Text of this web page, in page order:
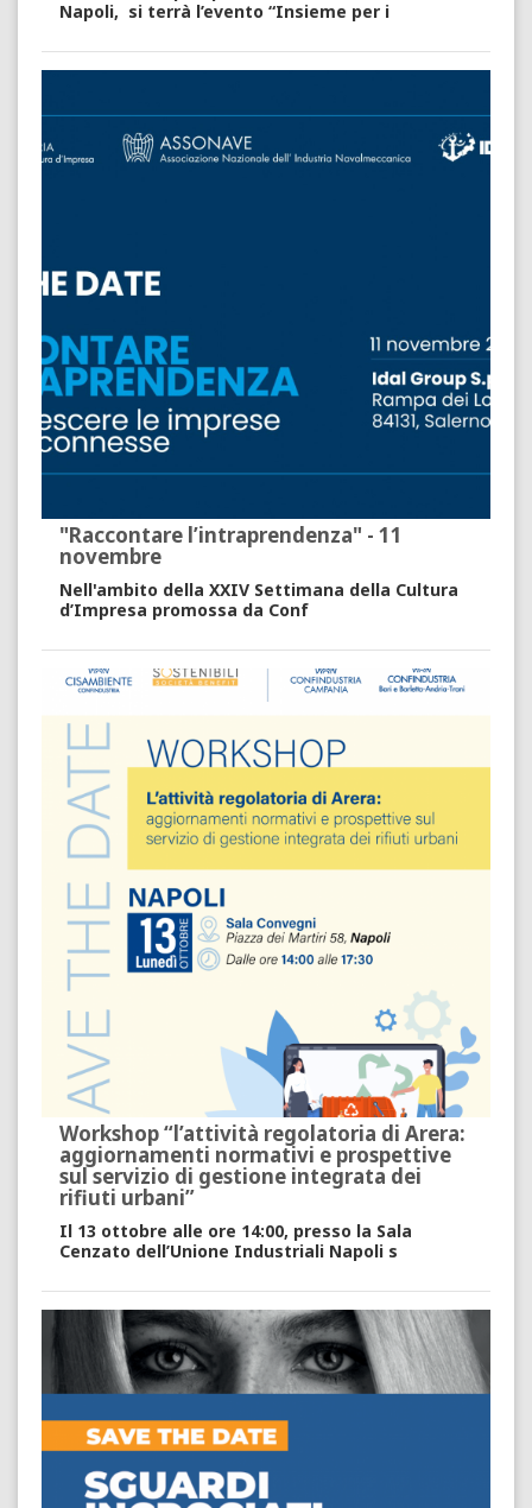
Napoli, si terrà l’evento “Insieme per i
"Raccontare l’intraprendenza" - 11
novembre
Nell'ambito della XXIV Settimana della Cultura
d’Impresa promossa da Conf
Workshop “l’attività regolatoria di Arera:
aggiornamenti normativi e prospettive
sul servizio di gestione integrata dei
rifiuti urbani”
Il 13 ottobre alle ore 14:00, presso la Sala
Cenzato dell’Unione Industriali Napoli s